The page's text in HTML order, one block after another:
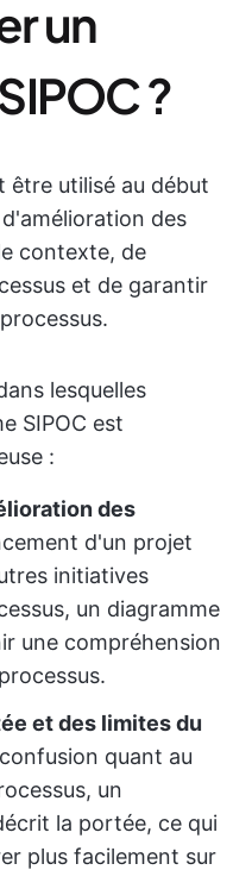
un
?
être utilisé au début
des
contexte, de
et de garantir
lesquelles
SIPOC est
:
des
d'un projet
initiatives
un diagramme
une compréhension
et des limites du
quant au
un
la portée, ce qui
plus facilement sur